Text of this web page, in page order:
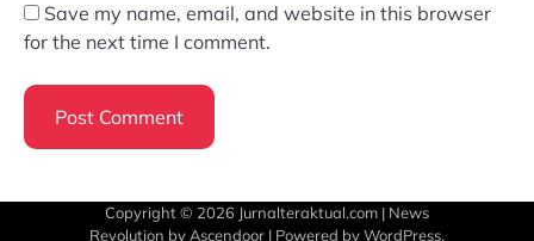
Save my name, email, and website in this browser
for the next time I comment.
Copyright © 2026 Jurnalteraktual.com | News
Revolution byAscendoor | Powered byWordPress.